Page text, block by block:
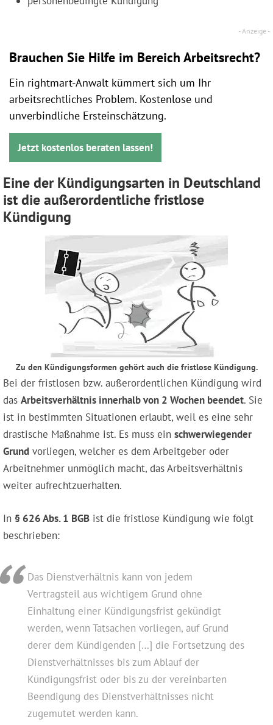
Brauchen Sie Hilfe im Bereich Arbeitsrecht?
Ein rightmart-Anwalt kümmert sich um Ihr
arbeitsrechtliches Problem. Kostenlose und
unverbindliche Ersteinschätzung.
Jetzt kostenlos beraten lassen!
Eine der Kündigungsarten in Deutschland
ist die außerordentliche fristlose
Kündigung
Zu den Kündigungsformen gehört auch die fristlose Kündigung.
Bei der fristlosen bzw. außerordentlichen Kündigung wird
das Arbeitsverhältnis innerhalb von 2 Wochen beendet. Sie
ist in bestimmten Situationen erlaubt, weil es eine sehr
drastische Maßnahme ist. Es muss ein schwerwiegender
Grund vorliegen, welcher es dem Arbeitgeber oder
Arbeitnehmer unmöglich macht, das Arbeitsverhältnis
weiter aufrechtzuerhalten.
In § 626 Abs. 1 BGB ist die fristlose Kündigung wie folgt
beschrieben:
Das Dienstverhältnis kann von jedem
Vertragsteil aus wichtigem Grund ohne
Einhaltung einer Kündigungsfrist gekündigt
werden, wenn Tatsachen vorliegen, auf Grund
derer dem Kündigenden […] die Fortsetzung des
Dienstverhältnisses bis zum Ablauf der
Kündigungsfrist oder bis zu der vereinbarten
Beendigung des Dienstverhältnisses nicht
zugemutet werden kann.